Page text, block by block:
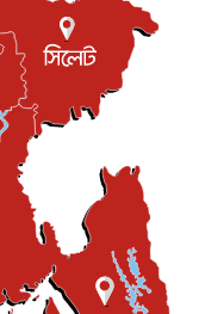
৮ আগস্ট, ২০২৬
কাছে কত চাইল ম্যানসিটি
দেখা যাবে ৬ সিনেমা
৮ আগস্ট, ২০২৬
: “কুরআন হোক জীবন দেখার
৭ আগস্ট, ২০২৬